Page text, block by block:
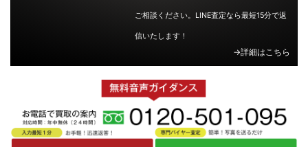
ご相談ください。LINE査定なら最短15分で返
信いたします！
→詳細はこちら